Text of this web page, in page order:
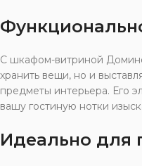
С шкафом-витриной
хранить вещи, но и
предметы интерьера. Его
вашу гостиную нотки
Идеально для